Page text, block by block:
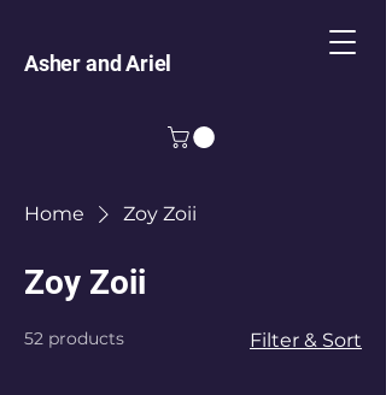
Asher and Ariel
Home Zoy Zoii
Zoy Zoii
52 products Filter & Sort